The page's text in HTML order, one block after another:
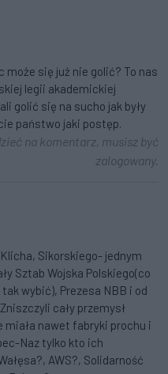
może się już nie golić? To nas
legii akademickiej
golić się na sucho jak były
państwo jaki postęp.
na komentarz, musisz być
zalogowany.
Sikorskiego- jednym
Sztab Wojska Polskiego(co
wybić), Prezesa NBB i od
cały przemysł
miała nawet fabryki prochu i
Naz tylko kto ich
AWS?, Solidarność